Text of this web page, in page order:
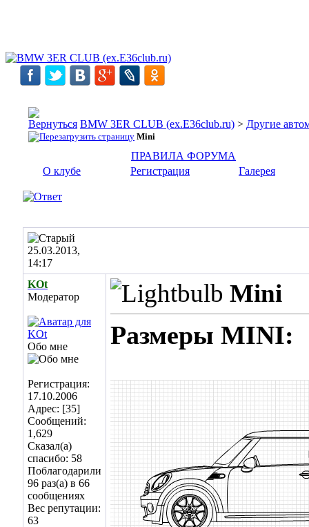
BMW 3ER CLUB (ex.E36club.ru) > Другие
Mini
ПРАВИЛА ФОРУМА
О клубе
Регистрация Галерея
25.03.2013,
14:17
KOt
Модератор
Обо мне
Регистрация:
17.10.2006
Адрес: [35]
Сообщений:
1,629
Сказал(а)
спасибо: 58
Поблагодарили
96 раз(а) в 66
сообщениях
Вес репутации:
63
Mini
Размеры MINI: